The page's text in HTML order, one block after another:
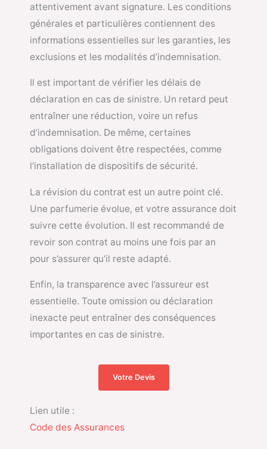
attentivement avant signature. Les conditions
générales et particulières contiennent des
informations essentielles sur les garanties, les
exclusions et les modalités d’indemnisation.
Il est important de vérifier les délais de
déclaration en cas de sinistre. Un retard peut
entraîner une réduction, voire un refus
d’indemnisation. De même, certaines
obligations doivent être respectées, comme
l’installation de dispositifs de sécurité.
La révision du contrat est un autre point clé.
Une parfumerie évolue, et votre assurance doit
suivre cette évolution. Il est recommandé de
revoir son contrat au moins une fois par an
pour s’assurer qu’il reste adapté.
Enfin, la transparence avec l’assureur est
essentielle. Toute omission ou déclaration
inexacte peut entraîner des conséquences
importantes en cas de sinistre.
Votre Devis
Lien utile :
Code des Assurances